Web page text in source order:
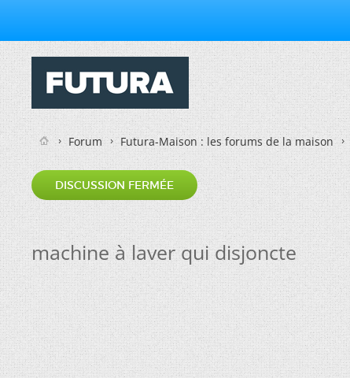
Forum Futura-Maison : les forums de la maison
DISCUSSION FERMÉE
machine à laver qui disjoncte